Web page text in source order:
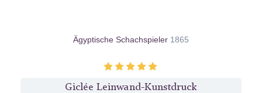
Ägyptische Schachspieler 1865
Giclée Leinwand-Kunstdruck